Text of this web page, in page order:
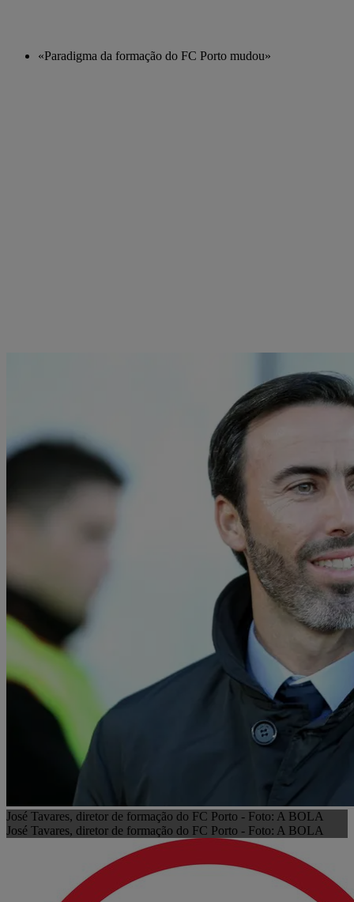
«Paradigma da formação do FC Porto mudou»
José Tavares, diretor de formação do FC Porto - Foto: A BOLA
José Tavares, diretor de formação do FC Porto - Foto: A BOLA